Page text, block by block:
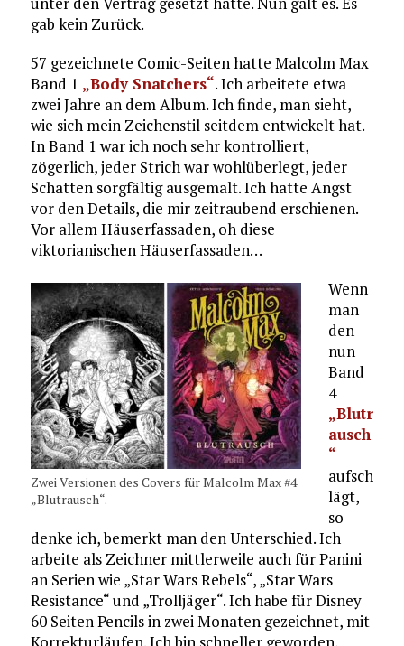
gab kein Zurück.
57 gezeichnete Comic-Seiten hatte Malcolm Max
Band 1 „Body Snatchers“. Ich arbeitete etwa
zwei Jahre an dem Album. Ich finde, man sieht,
wie sich mein Zeichenstil seitdem entwickelt hat.
In Band 1 war ich noch sehr kontrolliert,
zögerlich, jeder Strich war wohlüberlegt, jeder
Schatten sorgfältig ausgemalt. Ich hatte Angst
vor den Details, die mir zeitraubend erschienen.
Vor allem Häuserfassaden, oh diese
viktorianischen Häuserfassaden…
Zwei Versionen des Covers für Malcolm Max #4
„Blutrausch“.
Wenn
man
den
nun
Band
4
„Blutr
ausch
“
aufsch
lägt,
so
denke ich, bemerkt man den Unterschied. Ich
arbeite als Zeichner mittlerweile auch für Panini
an Serien wie „Star Wars Rebels“, „Star Wars
Resistance“ und „Trolljäger“. Ich habe für Disney
60 Seiten Pencils in zwei Monaten gezeichnet, mit
Korrekturläufen. Ich bin schneller geworden,